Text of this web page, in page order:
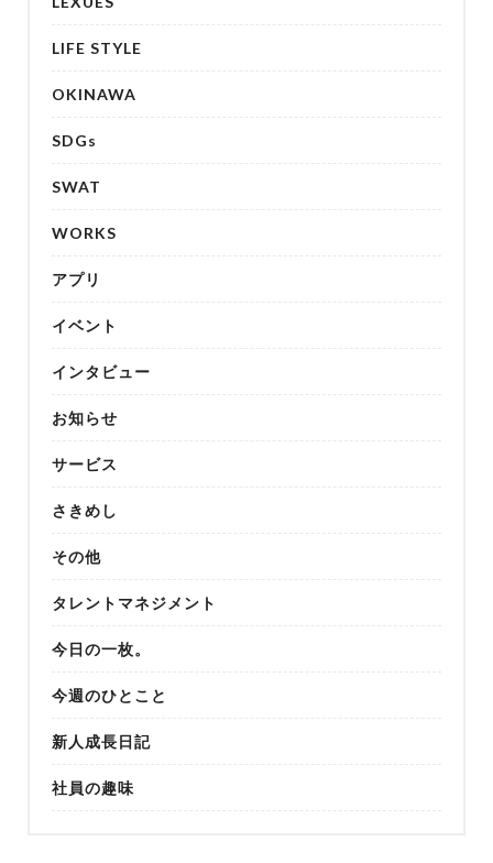
LIFE STYLE
OKINAWA
SDGs
SWAT
WORKS
アプリ
イベント
インタビュー
お知らせ
サービス
さきめし
その他
タレントマネジメント
今日の一枚。
今週のひとこと
新人成長日記
社員の趣味